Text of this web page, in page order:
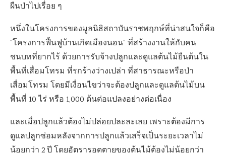
ผืนป่าไปเรื่อย ๆ
หนึ่งในโครงการของมูลนิธิสถาบันราชพฤกษ์ที่น่าสนใจก็คือ
“โครงการฟื้นฟูบ้านเกิดเมืองนอน” ที่สร้างงานให้กับคน
ชนบทที่ยากไร้ ด้วยการรับจ้างปลูกและดูแลต้นไม้ยืนต้นใน
พื้นที่เสื่อมโทรม ที่รกร้างว่างเปล่า ที่สาธารณะหรือป่า
เสื่อมโทรม โดยมีเงื่อนไขว่าจะต้องปลูกและดูแลต้นไม้บน
พื้นที่ 10 ไร่ หรือ 1,000 ต้นต่อแปลงอย่างต่อเนื่อง
และเมื่อปลูกแล้วต้องไม่ปล่อยปละละเลย เพราะต้องมีการ
ดูแลปลูกซ่อมหลังจากการปลูกแล้วเสร็จเป็นระยะเวลาไม่
น้อยกว่า 2 ปี โดยอัตรารอดตายของต้นไม้ต้องไม่น้อยกว่า